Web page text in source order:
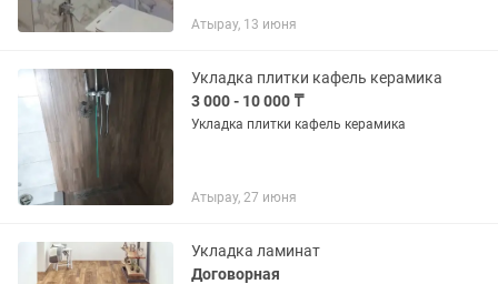
установка ванной) Выезд на объект
Атырау, 13 июня
Укладка плитки кафель керамика
3 000 - 10 000 ₸
Укладка плитки кафель керамика
Атырау, 27 июня
Укладка ламинат
Договорная